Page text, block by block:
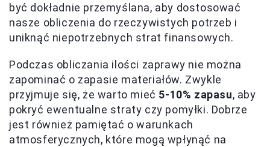
być dokładnie przemyślana, aby dostosować
nasze obliczenia do rzeczywistych potrzeb i
uniknąć niepotrzebnych strat finansowych.
Podczas obliczania ilości zaprawy nie można
zapominać o zapasie materiałów. Zwykle
przyjmuje się, że warto mieć 5-10% zapasu, aby
pokryć ewentualne straty czy pomyłki. Dobrze
jest również pamiętać o warunkach
atmosferycznych, które mogą wpłynąć na